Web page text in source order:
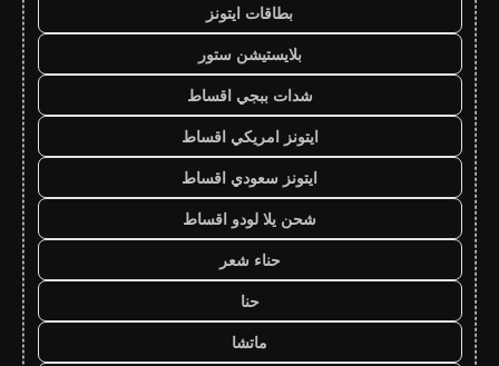
بطاقات ايتونز
بلايستيشن ستور
شدات ببجي اقساط
ايتونز امريكي اقساط
ايتونز سعودي اقساط
شحن يلا لودو اقساط
حناء شعر
حنا
ماتشا